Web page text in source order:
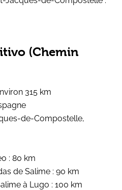
(Chemin
315 km
de-Compostelle,
: 80 km
de Salime : 90 km
à Lugo : 100 km